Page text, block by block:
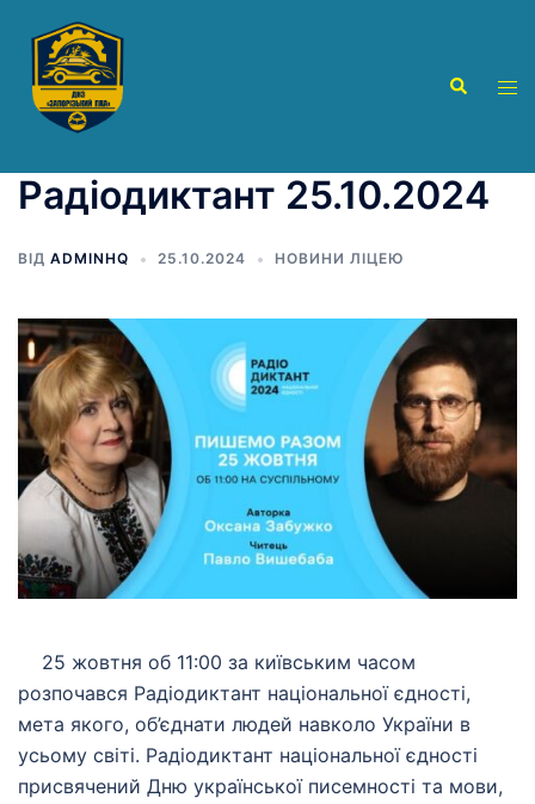
вмісту
Пошук
Радіодиктант 25.10.2024
ВІД ADMINHQ 25.10.2024 НОВИНИ ЛІЦЕЮ
25 жовтня об 11:00 за київським часом
розпочався Радіодиктант національної єдності,
мета якого, об’єднати людей навколо України в
усьому світі. Радіодиктант національної єдності
присвячений Дню української писемності та мови,